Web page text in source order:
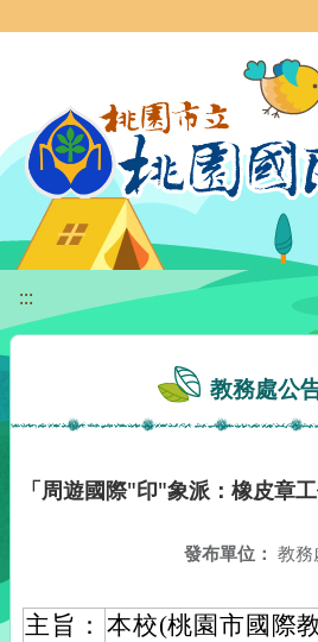
:::
教務處公
「周遊國際"印"象派：橡皮章
發布單位： 教務
主旨： 本校(桃園市國際